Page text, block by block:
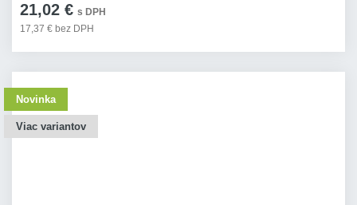
21,02 € s DPH
17,37 € bez DPH
Novinka
Viac variantov